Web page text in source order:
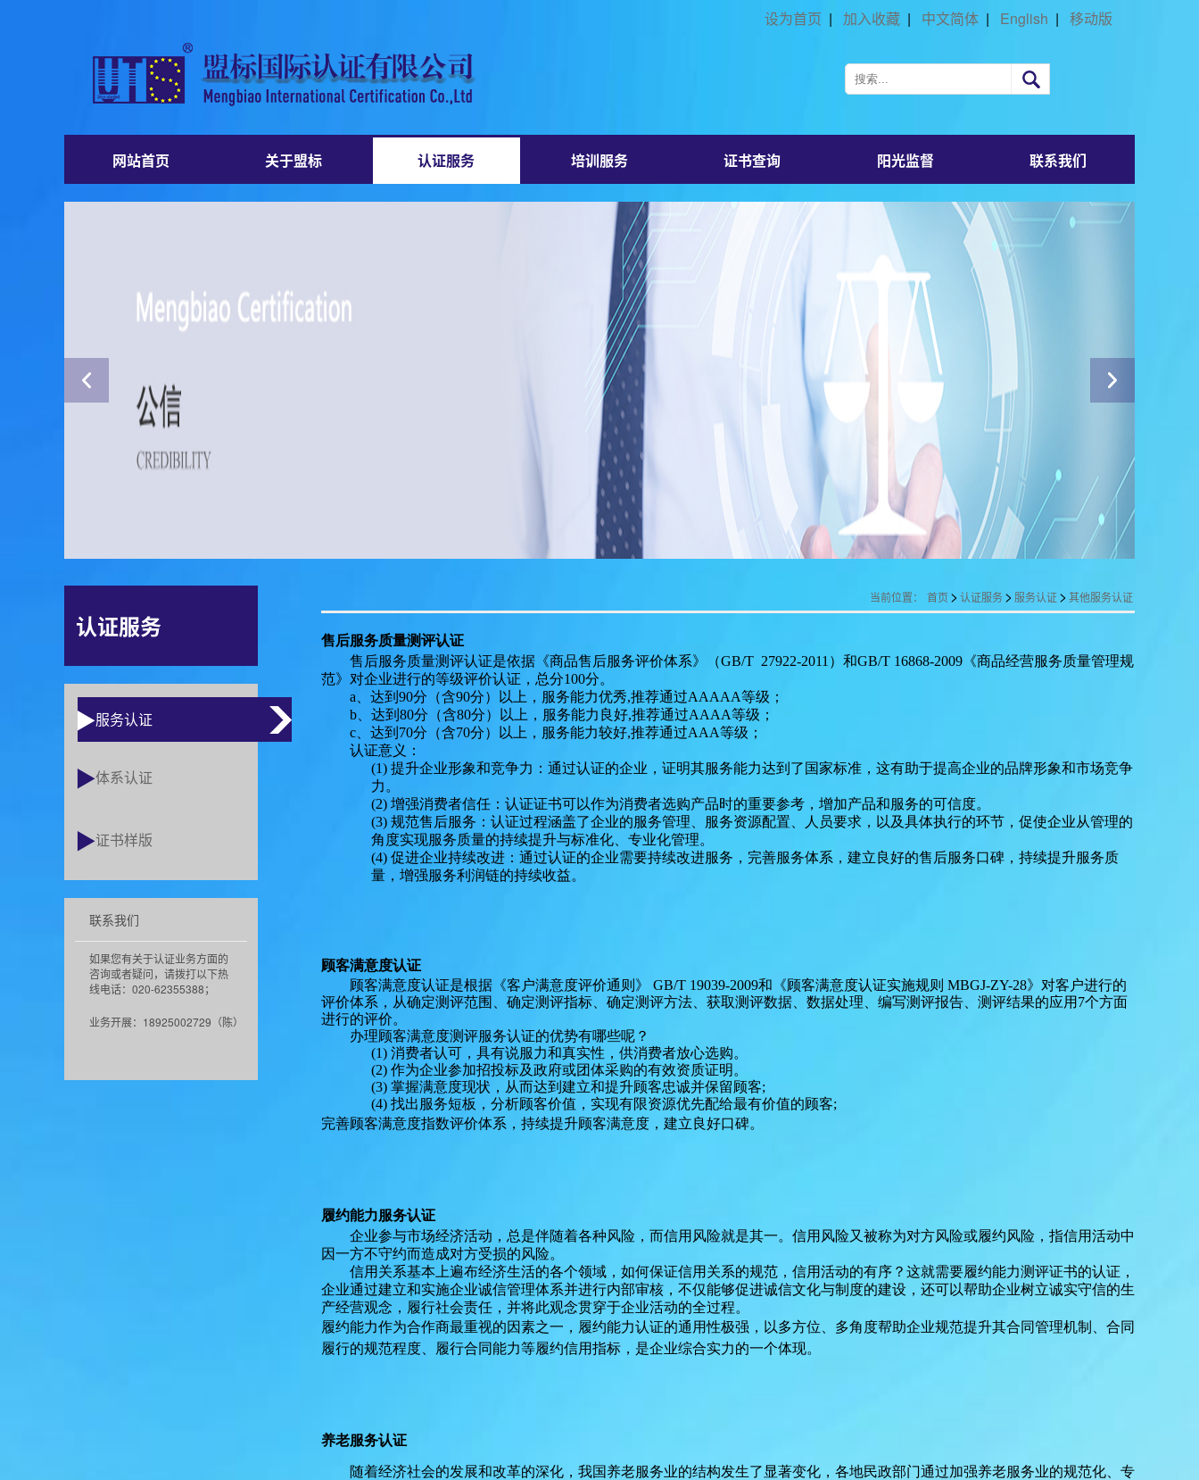
设为首页 | 加入收藏 | 中文简体 | English | 移动版
网站首页 关于盟标 认证服务 培训服务 证书查询 阳光监督 联系我们
认证服务
服务认证
体系认证
证书样版
联系我们
如果您有关于认证业务方面的
咨询或者疑问，请拨打以下热
线电话：020-62355388；
业务开展：18925002729（陈）
当前位置： 首页> 认证服务> 服务认证> 其他服务认证
售后服务质量测评认证
售后服务质量测评认证是依据《商品售后服务评价体系》（GB/T 27922-2011）和GB/T 16868-2009《商品经营服务质量管理规
范》对企业进行的等级评价认证，总分100分。
a、达到 90分（含90分）以上 ， 服务能力优秀,推荐通过AAAAA等级 ；
b、达到 80分（含80分）以上， 服务能力良好,推荐通过AAAA等级 ；
c、达到 70分（含70分）以上， 服务能力较好,推荐通过AAA等级 ；
认证意义：
(1) 提升企业形象和竞争力 ：通过认证的企业，证明其服务能力达到了国家标准，这有助于提高企业的品牌形象和市场竞争
力。
(2) 增强消费者信任：认证证书可以作为消费者选购产品时的重要参考，增加产品和服务的可信度。
(3) 规范售后服务：认证过程涵盖了企业的服务管理、服务资源配置、人员要求，以及具体执行的环节，促使企业从管理的
角度实现服务质量的持续提升与标准化、专业化管理。
(4) 促进企业持续改进：通过认证的企业需要持续改进服务，完善服务体系，建立良好的售后服务口碑，持续提升服务质
量，增强服务利润链的持续收益。
顾客满意度认证
顾客满意度认证是根据《客户满意度评价通则》
GB/T 19039-2009和《顾客满意度认证实施规则 MBGJ-ZY-28》对客户进行的
评价体系，从确定测评范围、确定测评指标、确定测评方法、获取测评数据、数据处理、编写测评报告、测评结果的应用7个方面
进行的评价。
办理顾客满意度测评服务认证的优势有哪些呢？
(1) 消费者认可，具有说服力和真实性，供消费者放心选购。
(2) 作为企业参加招投标及政府或团体采购的有效资质证明。
(3) 掌握满意度现状，从而达到建立和提升顾客忠诚并保留顾客;
(4) 找出服务短板，分析顾客价值，实现有限资源优先配给最有价值的顾客;
完善顾客满意度指数评价体系，持续提升顾客满意度，建立良好口碑。
履约能力服务认证
企业参与市场经济活动，总是伴随着各种风险，而信用风险就是其一。信用风险又被称为对方风险或履约风险，指信用活动中
因一方不守约而造成对方受损的风险。
信用关系基本上遍布经济生活的各个领域，如何保证信用关系的规范，信用活动的有序？这就需要履约能力测评证书的认证，
企业通过建立和实施企业诚信管理体系并进行内部审核，不仅能够促进诚信文化与制度的建设，还可以帮助企业树立诚实守信的生
产经营观念，履行社会责任，并将此观念贯穿于企业活动的全过程。
履约能力作为合作商最重视的因素之一，履约能力认证的通用性极强，以多方位、多角度帮助企业规范提升其合同管理机制、合同
履行的规范程度、履行合同能力等履约信用指标，是企业综合实力的一个体现。
养老服务认证
随着经济社会的发展和改革的深化，我国养老服务业的结构发生了显著变化，各地民政部门通过加强养老服务业的规范化、专